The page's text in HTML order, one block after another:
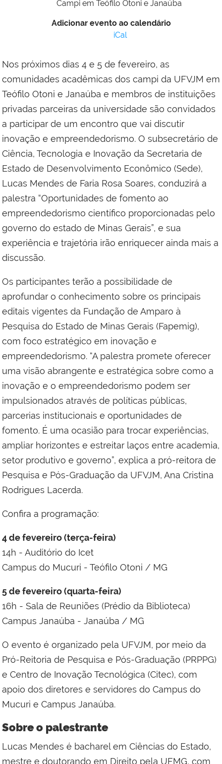
Campi em Teófilo Otoni e Janaúba
Adicionar evento ao calendário
iCal
Nos próximos dias 4 e 5 de fevereiro, as
comunidades acadêmicas dos campi da UFVJM em
Teófilo Otoni e Janaúba e membros de instituições
privadas parceiras da universidade são convidados
a participar de um encontro que vai discutir
inovação e empreendedorismo. O subsecretário de
Ciência, Tecnologia e Inovação da Secretaria de
Estado de Desenvolvimento Econômico (Sede),
Lucas Mendes de Faria Rosa Soares, conduzirá a
palestra “Oportunidades de fomento ao
empreendedorismo científico proporcionadas pelo
governo do estado de Minas Gerais”, e sua
experiência e trajetória irão enriquecer ainda mais a
discussão.
Os participantes terão a possibilidade de
aprofundar o conhecimento sobre os principais
editais vigentes da Fundação de Amparo à
Pesquisa do Estado de Minas Gerais (Fapemig),
com foco estratégico em inovação e
empreendedorismo. “A palestra promete oferecer
uma visão abrangente e estratégica sobre como a
inovação e o empreendedorismo podem ser
impulsionados através de políticas públicas,
parcerias institucionais e oportunidades de
fomento. É uma ocasião para trocar experiências,
ampliar horizontes e estreitar laços entre academia,
setor produtivo e governo”, explica a pró-reitora de
Pesquisa e Pós-Graduação da UFVJM, Ana Cristina
Rodrigues Lacerda.
Confira a programação:
4 de fevereiro (terça-feira)
14h - Auditório do Icet
Campus do Mucuri - Teófilo Otoni / MG
5 de fevereiro (quarta-feira)
16h - Sala de Reuniões (Prédio da Biblioteca)
Campus Janaúba - Janaúba / MG
O evento é organizado pela UFVJM, por meio da
Pró-Reitoria de Pesquisa e Pós-Graduação (PRPPG)
e Centro de Inovação Tecnológica (Citec), com
apoio dos diretores e servidores do Campus do
Mucuri e Campus Janaúba.
Sobre o palestrante
Lucas Mendes é bacharel em Ciências do Estado,
mestre e doutorando em Direito pela UFMG, com